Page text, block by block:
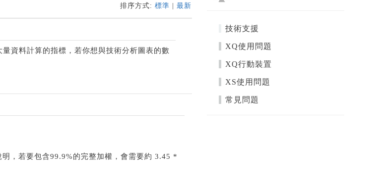
排序方式:標準 |最新
資料計算的指標，若你想與技術分析圖表的數
明，若要包含99.9%的完整加權，會需要約 3.45 *
技術支援
XQ使用問題
XQ行動裝置
XS使用問題
常見問題